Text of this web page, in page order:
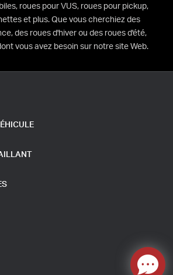
roues pour VUS, roues pour pickup,
et plus. Que vous cherchiez des
des roues d'hiver ou des roues d'été,
vous avez besoin sur notre site Web.